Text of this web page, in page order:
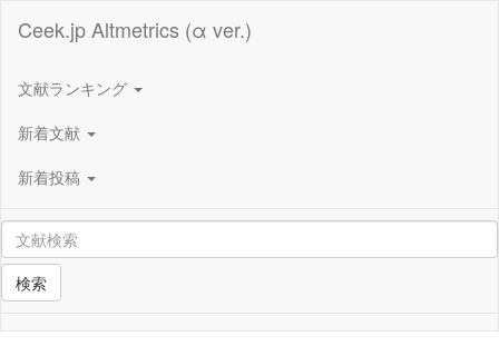
Ceek.jp Altmetrics (α ver.)
文献ランキング
新着文献
新着投稿
検索